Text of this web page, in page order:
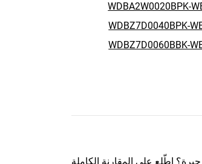
WDBA2W0020BPK-
WDBZ7D0040BPK-
WDBZ7D0060BBK-
حيرة؟ اطّلِع على المقارنة الكاملة